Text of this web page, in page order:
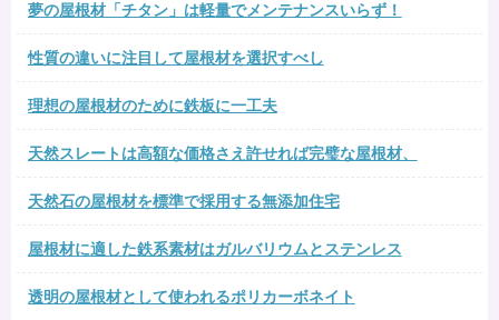
夢の屋根材「チタン」は軽量でメンテナンスいらず！
性質の違いに注目して屋根材を選択すべし
理想の屋根材のために鉄板に一工夫
天然スレートは高額な価格さえ許せれば完璧な屋根材、
天然石の屋根材を標準で採用する無添加住宅
屋根材に適した鉄系素材はガルバリウムとステンレス
透明の屋根材として使われるポリカーボネイト